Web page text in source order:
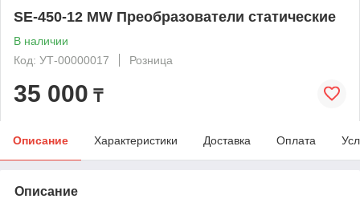
SE-450-12 MW Преобразователи статические
В наличии
Код: УТ-00000017
Розница
35 000 ₸
Описание Характеристики Доставка Оплата
Описание